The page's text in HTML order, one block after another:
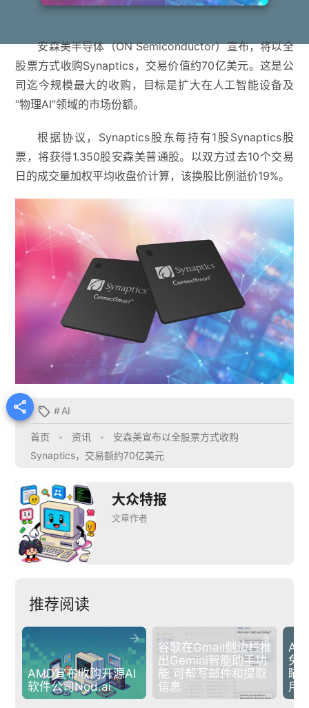
安森美半导体（ON Semiconductor）宣布，将以全
股票方式收购Synaptics，交易价值约70亿美元。这是公
司迄今规模最大的收购，目标是扩大在人工智能设备及
“物理AI”领域的市场份额。
根据协议，Synaptics股东每持有1股Synaptics股
票，将获得1.350股安森美普通股。以双方过去10个交易
日的成交量加权平均收盘价计算，该换股比例溢价19%。
  #AI
首页 • 资讯 •
安森美宣布以全股票方式收购
Synaptics，交易额约70亿美元
大众特报
文章作者
推荐阅读
AMD宣布收购开源AI
软件公司Nod.ai

谷歌在Gmail侧边栏推
出Gemini智能助手功
能 可帮写邮件和提取
信息

免
瞄
用